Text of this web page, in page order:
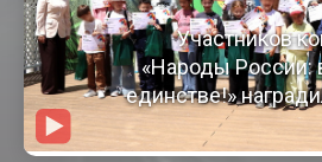
Участников
«Народы России:
единстве!»